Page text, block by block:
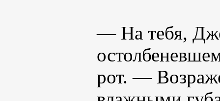
— На тебя,
рот. —